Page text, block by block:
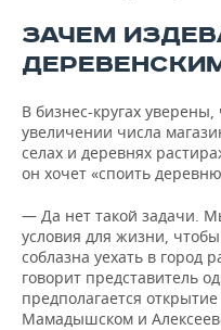
ЗАЧЕМ
В бизнес-кругах уверены,
увеличении числа
селах и деревнях
он хочет «споить
— Да нет такой задачи.
условия для жизни,
соблазна уехать в город
говорит представитель
предполагается
Мамадышском и